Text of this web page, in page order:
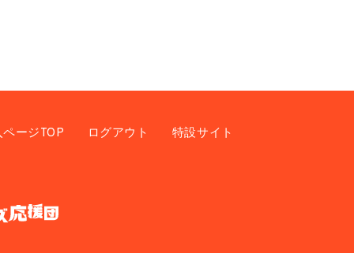
ージTOP ログアウト 特設サイト